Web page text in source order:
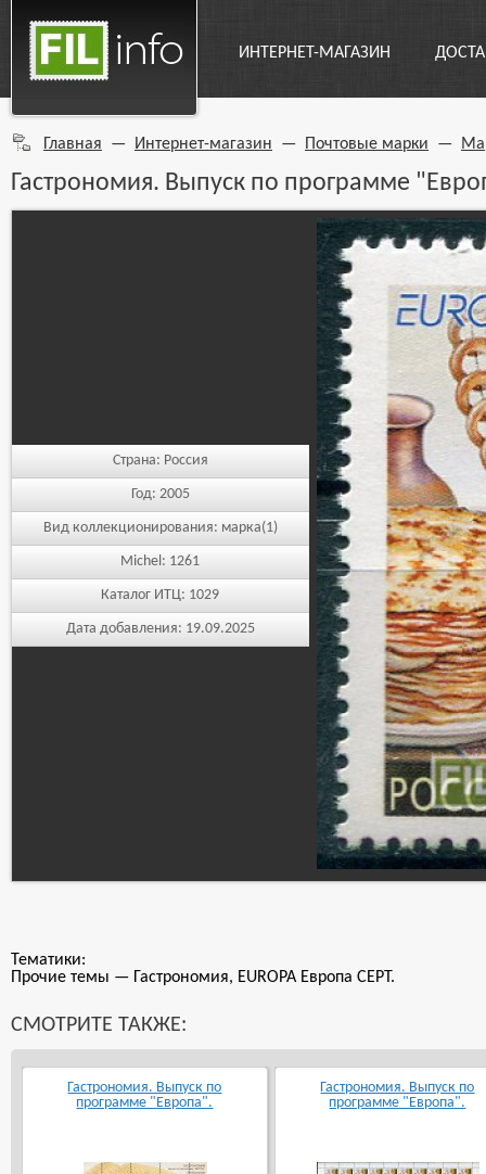
ИНТЕРНЕТ-МАГАЗИН
Главная — Интернет-магазин — Почтовые марки —
Гастрономия. Выпуск по программе
Страна: Россия
Год: 2005
Вид коллекционирования: марка(1)
Michel: 1261
Каталог ИТЦ: 1029
Дата добавления: 19.09.2025
Тематики:
Прочие темы — Гастрономия, EUROPA Европа CEPT.
СМОТРИТЕ ТАКЖЕ:
Гастрономия. Выпуск по
программе "Европа".
Гастрономия. Выпуск по
программе "Европа".